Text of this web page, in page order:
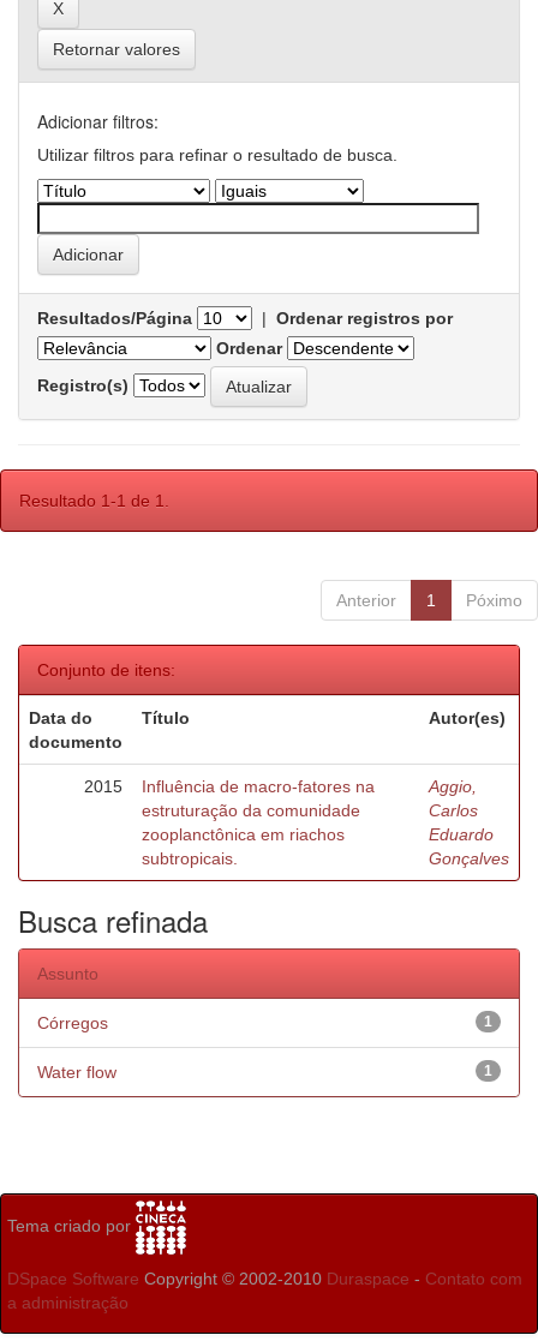
Retornar valores
Adicionar filtros:
Utilizar filtros para refinar o resultado de busca.
Resultados/Página | Ordenar registros por
Ordenar
Registro(s)
Resultado 1-1 de 1.
Anterior 1 Póximo
Conjunto de itens:
Data do
documento
Título Autor(es)
2015
Influência de macro-fatores na
estruturação da comunidade
zooplanctônica em riachos
subtropicais.
Aggio,
Carlos
Eduardo
Gonçalves
Busca refinada
Assunto
1
Córregos
1
Water flow
Tema criado por
DSpace Software Copyright © 2002-2010 Duraspace - Contato com
a administração